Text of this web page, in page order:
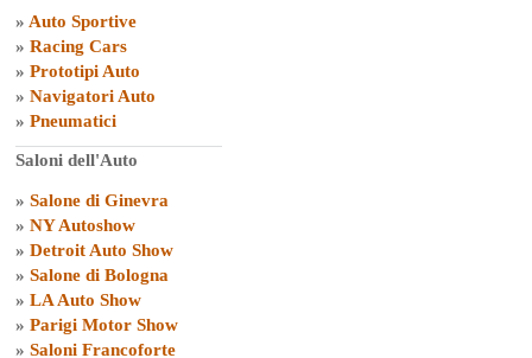
» Auto Sportive
» Racing Cars
» Prototipi Auto
» Navigatori Auto
» Pneumatici
Saloni dell'Auto
» Salone di Ginevra
» NY Autoshow
» Detroit Auto Show
» Salone di Bologna
» LA Auto Show
» Parigi Motor Show
» Saloni Francoforte